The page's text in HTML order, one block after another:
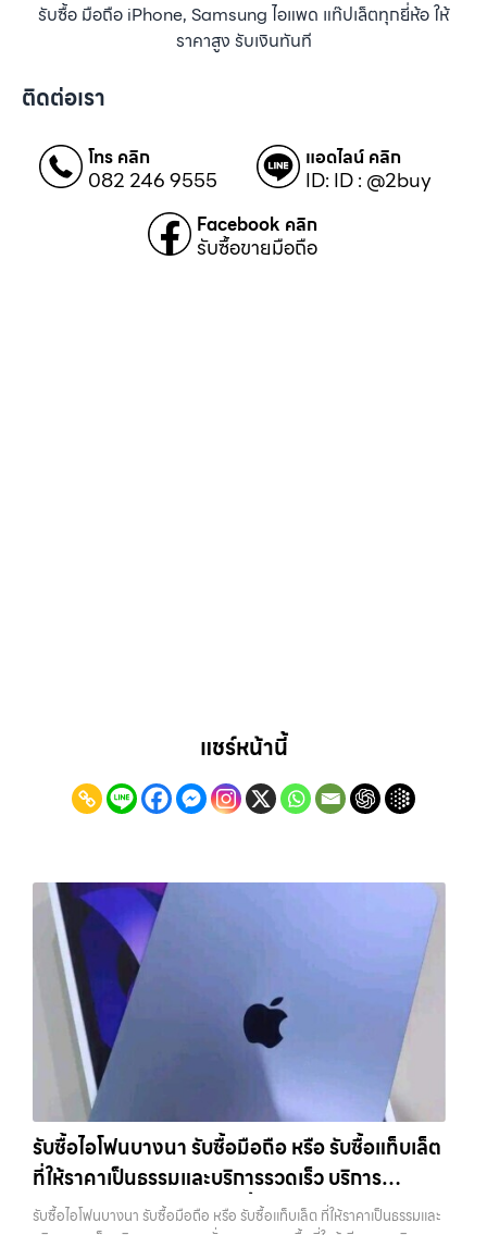
รับซื้อ มือถือ iPhone, Samsung ไอแพด แท๊ปเล็ตทุกยี่ห้อ ให้
ราคาสูง รับเงินทันที
ติดต่อเรา
โทร คลิก
082 246 9555
แอดไลน์ คลิก
ID: ID : @2buy
Facebook คลิก
รับซื้อขายมือถือ
แชร์หน้านี้
รับซื้อไอโฟนบางนา รับซื้อมือถือ หรือ รับซื้อแท็บเล็ต
ที่ให้ราคาเป็นธรรมและบริการรวดเร็ว บริการ
ครอบคลุมทั่วกรุงเทพ และพื้นที่ใกล้เคียง
รับซื้อไอโฟนบางนา รับซื้อมือถือ หรือ รับซื้อแท็บเล็ต ที่ให้ราคาเป็นธรรมและ